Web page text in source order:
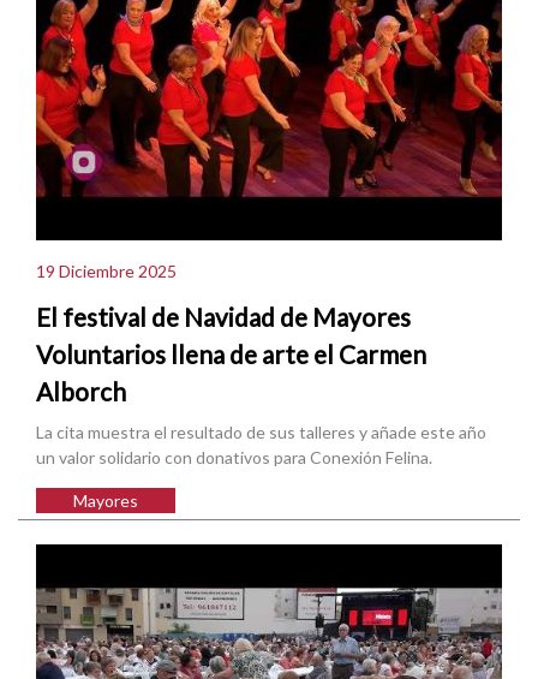
19 Diciembre 2025
El festival de Navidad de Mayores
Voluntarios llena de arte el Carmen
Alborch
La cita muestra el resultado de sus talleres y añade este año
un valor solidario con donativos para Conexión Felina.
Mayores